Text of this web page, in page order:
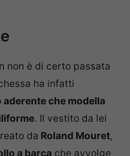
non è di certo passata
ha infatti
aderente che modella
. Il vestito da lei
da Roland Mouret,
a barca che avvolge